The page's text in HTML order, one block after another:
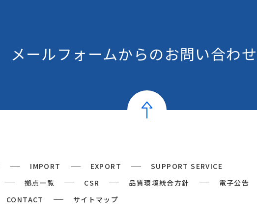
メールフォームからのお問い合わ
IMPORT EXPORT
SUPPORT SERVICE
拠点一覧 CSR 品質環境統合方針
電子公告
CONTACT サイトマップ